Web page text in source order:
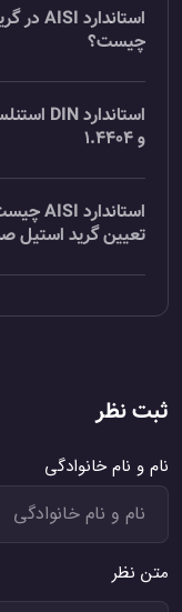
چیست؟
و 1.4404
تعیین گرید استیل
ثبت نظر
نام و نام خانوادگی
متن نظر